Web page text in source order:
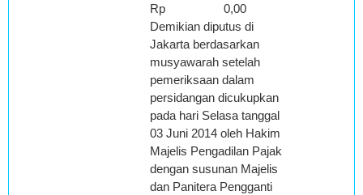
Rp 0,00
Demikian diputus di
Jakarta berdasarkan
musyawarah setelah
pemeriksaan dalam
persidangan dicukupkan
pada hari Selasa tanggal
03 Juni 2014 oleh Hakim
Majelis Pengadilan Pajak
dengan susunan Majelis
dan Panitera Pengganti